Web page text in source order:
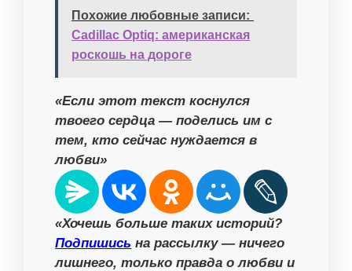
Похожие любовные записи:
Cadillac Optiq: американская
роскошь на дороге
«Если этот текст коснулся
твоего сердца — поделись им с
тем, кто сейчас нуждается в
любви»
«Хочешь больше таких историй?
Подпишись на рассылку — ничего
лишнего, только правда о любви и